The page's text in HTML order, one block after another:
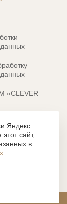
«CLEVER
MACHAON
на сайте
текстом,
являются
без
активной
Яндекс
сайт,
в